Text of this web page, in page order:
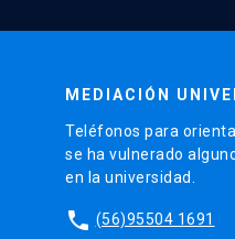
MEDIACIÓN
Teléfonos para
se ha vulnerado
en la universidad.
phone (56)95504 1691